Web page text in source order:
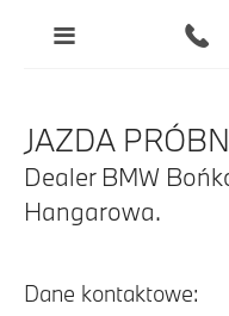
JAZDA
Dealer BMW
Hangarowa.
Dane kontaktowe: